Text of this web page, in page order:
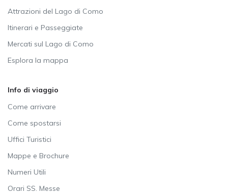
Attrazioni del Lago di Como
Itinerari e Passeggiate
Mercati sul Lago di Como
Esplora la mappa
Info di viaggio
Come arrivare
Come spostarsi
Uffici Turistici
Mappe e Brochure
Numeri Utili
Orari SS. Messe